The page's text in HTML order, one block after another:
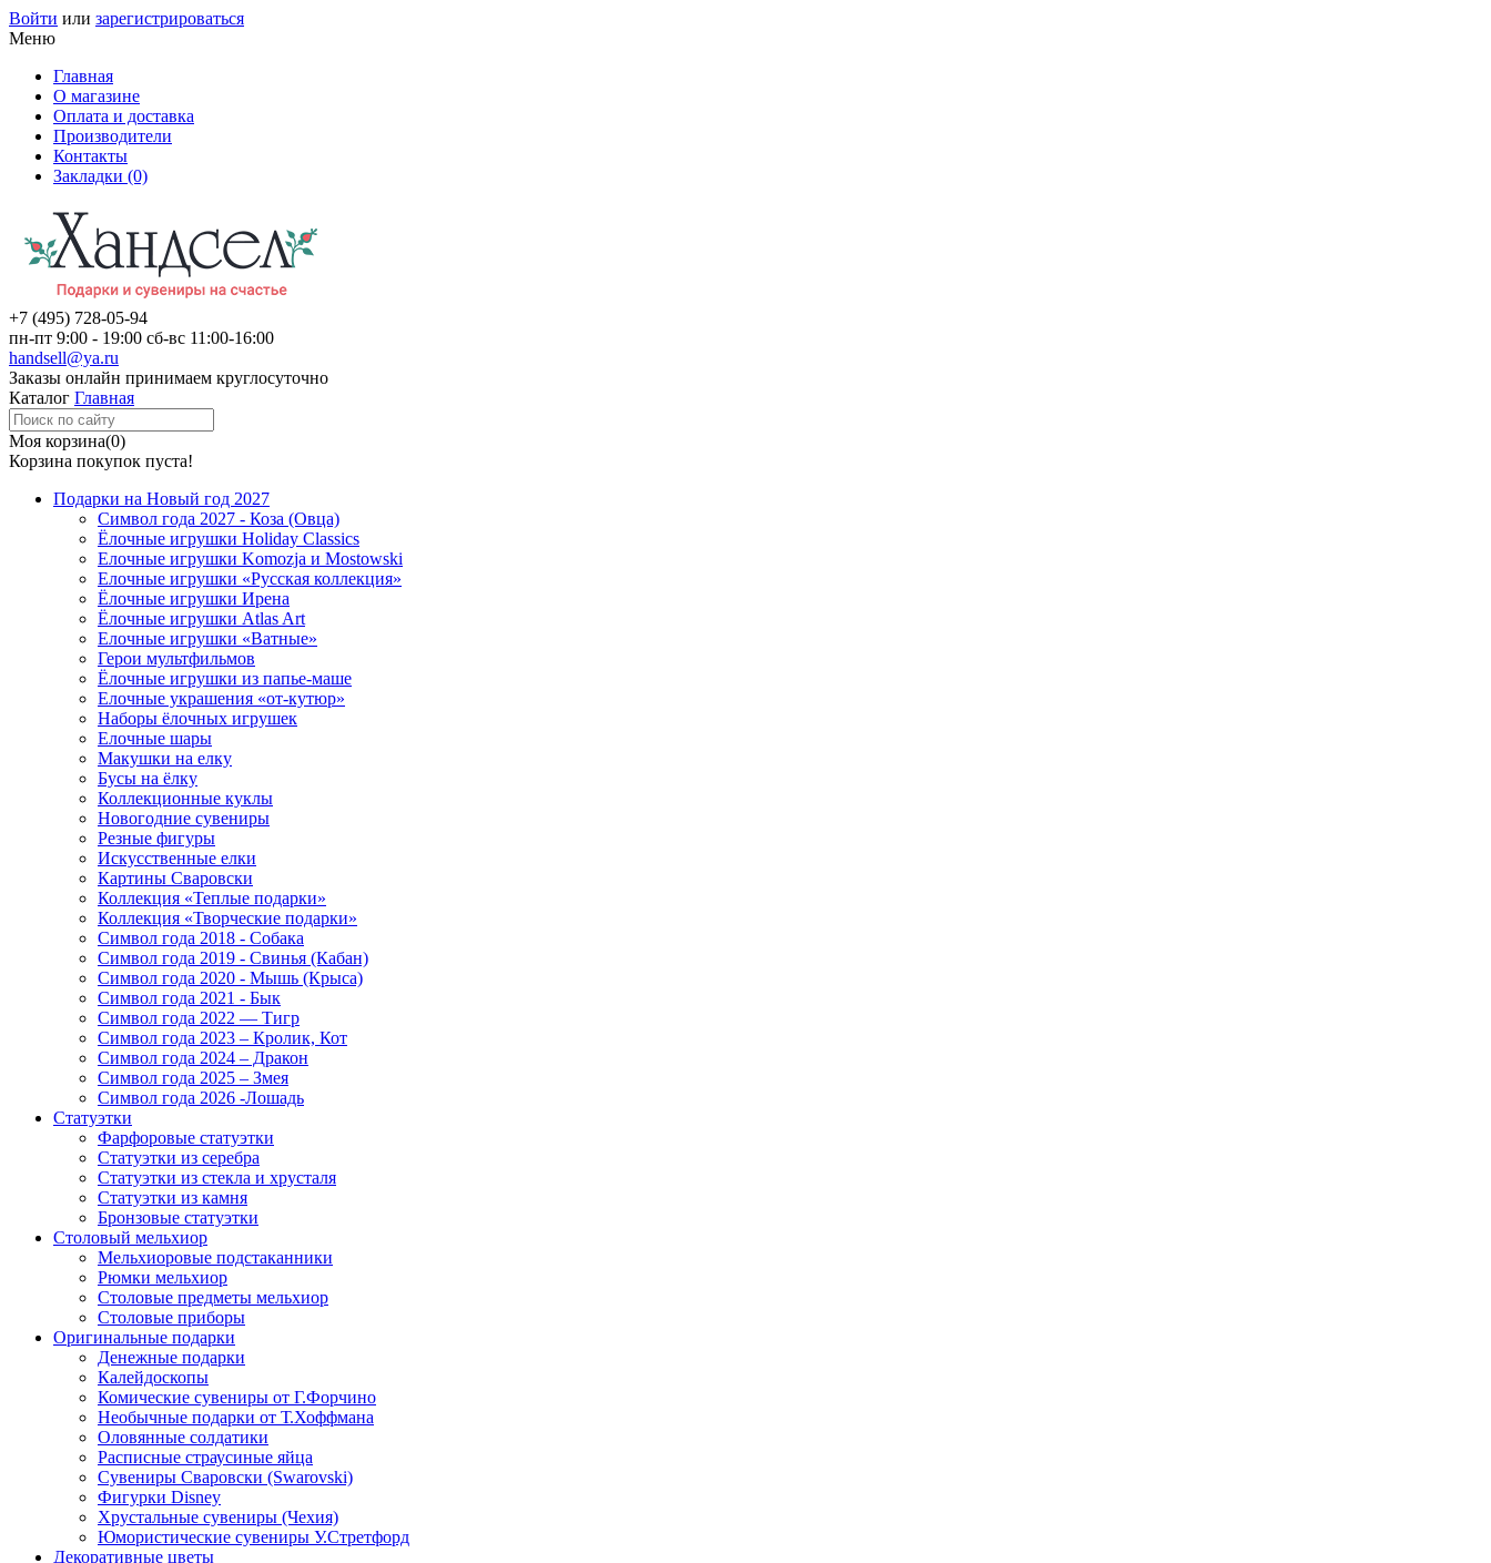
Войти или зарегистрироваться
Меню
Главная
О магазине
Оплата и доставка
Производители
Контакты
Закладки (0)
+7 (495) 728-05-94
пн-пт 9:00 - 19:00 сб-вс 11:00-16:00
handsell@ya.ru
Заказы онлайн принимаем круглосуточно
Каталог Главная
Моя корзина(0)
Корзина покупок пуста!
Подарки на Новый год 2027
Символ года 2027 - Коза (Овца)
Ёлочные игрушки Holiday Classics
Елочные игрушки Komozja и Mostowski
Елочные игрушки «Русская коллекция»
Ёлочные игрушки Ирена
Ёлочные игрушки Atlas Art
Елочные игрушки «Ватные»
Герои мультфильмов
Ёлочные игрушки из папье-маше
Елочные украшения «от-кутюр»
Наборы ёлочных игрушек
Елочные шары
Макушки на елку
Бусы на ёлку
Коллекционные куклы
Новогодние сувениры
Резные фигуры
Искусственные елки
Картины Сваровски
Коллекция «Теплые подарки»
Коллекция «Творческие подарки»
Символ года 2018 - Собака
Символ года 2019 - Свинья (Кабан)
Символ года 2020 - Мышь (Крыса)
Символ года 2021 - Бык
Символ года 2022 — Тигр
Символ года 2023 – Кролик, Кот
Символ года 2024 – Дракон
Символ года 2025 – Змея
Символ года 2026 -Лошадь
Статуэтки
Фарфоровые статуэтки
Статуэтки из серебра
Статуэтки из стекла и хрусталя
Статуэтки из камня
Бронзовые статуэтки
Столовый мельхиор
Мельхиоровые подстаканники
Рюмки мельхиор
Столовые предметы мельхиор
Столовые приборы
Оригинальные подарки
Денежные подарки
Калейдоскопы
Комические сувениры от Г.Форчино
Необычные подарки от Т.Хоффмана
Оловянные солдатики
Расписные страусиные яйца
Сувениры Сваровски (Swarovski)
Фигурки Disney
Хрустальные сувениры (Чехия)
Юмористические сувениры У.Стретфорд
Декоративные цветы